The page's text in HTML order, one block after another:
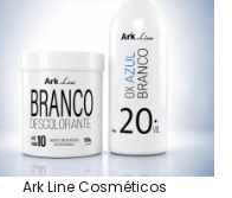
Ark Line Cosméticos